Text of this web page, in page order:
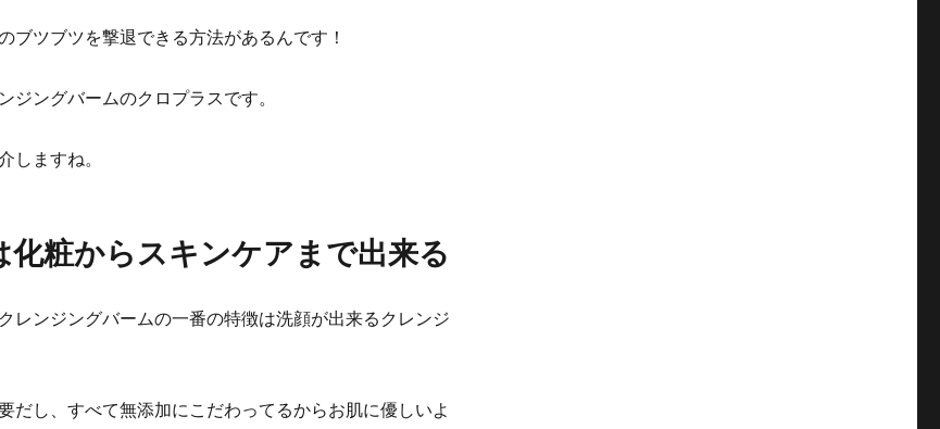
ブツブツを撃退できる方法があるんです！
ジングバームのクロプラスです。
しますね。
化粧からスキンケアまで出来る
レンジングバームの一番の特徴は洗顔が出来るクレンジ
だし、すべて無添加にこだわってるからお肌に優しいよ